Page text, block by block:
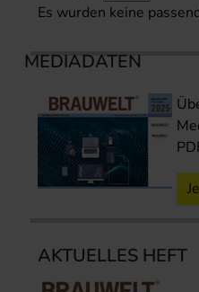
Es wurden keine
MEDIADATEN
AKTUELLES HEFT